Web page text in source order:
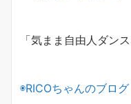
「気まま自由人ダン
◉RICOちゃんのブログ